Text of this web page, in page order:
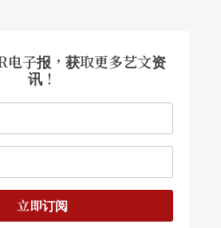
电子报，获取更多艺文资
讯！
立即订阅